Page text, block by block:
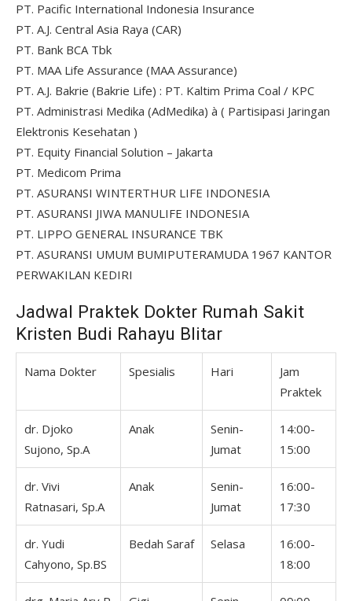
PT. Pacific International Indonesia Insurance
PT. A.J. Central Asia Raya (CAR)
PT. Bank BCA Tbk
PT. MAA Life Assurance (MAA Assurance)
PT. A.J. Bakrie (Bakrie Life) : PT. Kaltim Prima Coal / KPC
PT. Administrasi Medika (AdMedika) à ( Partisipasi Jaringan
Elektronis Kesehatan )
PT. Equity Financial Solution – Jakarta
PT. Medicom Prima
PT. ASURANSI WINTERTHUR LIFE INDONESIA
PT. ASURANSI JIWA MANULIFE INDONESIA
PT. LIPPO GENERAL INSURANCE TBK
PT. ASURANSI UMUM BUMIPUTERAMUDA 1967 KANTOR
PERWAKILAN KEDIRI
Jadwal Praktek Dokter Rumah Sakit
Kristen Budi Rahayu Blitar
Nama Dokter Spesialis Hari
Jam
Praktek
dr. Djoko
Sujono, Sp.A
Anak
Senin-
Jumat
14:00-
15:00
dr. Vivi
Ratnasari, Sp.A
Anak
Senin-
Jumat
16:00-
17:30
dr. Yudi
Cahyono, Sp.BS
Bedah Saraf Selasa
16:00-
18:00